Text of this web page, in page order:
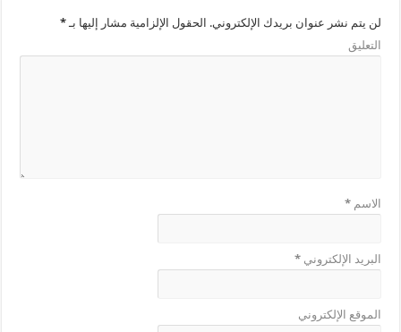
لن يتم نشر عنوان بريدك الإلكتروني. الحقول الإلزامية مشار إليها بـ*
التعليق
الاسم*
البريد الإلكتروني*
الموقع الإلكتروني